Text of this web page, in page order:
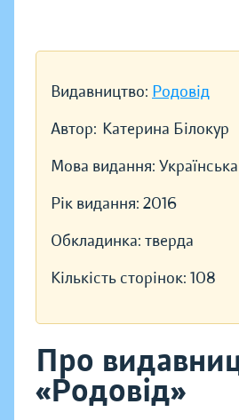
Видавництво: Родовід
Автор: Катерина Білокур
Мова видання:
Рік видання: 2016
Обкладинка: тверда
Кількість сторінок: 108
Про
«Родовід»